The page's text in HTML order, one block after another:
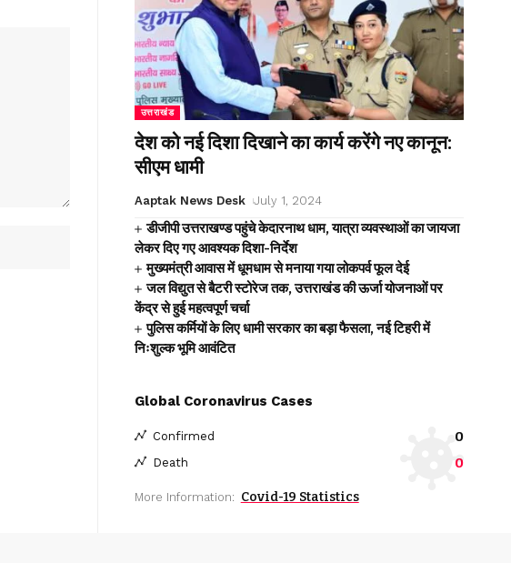
उत्तराखंड
देश को नई दिशा दिखाने का कार्य करेंगे नए कानून:
सीएम धामी
Aaptak News Desk July 1, 2024
डीजीपी उत्तराखण्ड पहुंचे केदारनाथ धाम, यात्रा व्यवस्थाओं का जायजा
लेकर दिए गए आवश्यक दिशा-निर्देश
मुख्यमंत्री आवास में धूमधाम से मनाया गया लोकपर्व फूल देई
जल विद्युत से बैटरी स्टोरेज तक, उत्तराखंड की ऊर्जा योजनाओं पर
केंद्र से हुई महत्वपूर्ण चर्चा
पुलिस कर्मियों के लिए धामी सरकार का बड़ा फैसला, नई टिहरी में
निःशुल्क भूमि आवंटित
Global Coronavirus Cases
Confirmed 0
Death 0
More Information: Covid-19 Statistics